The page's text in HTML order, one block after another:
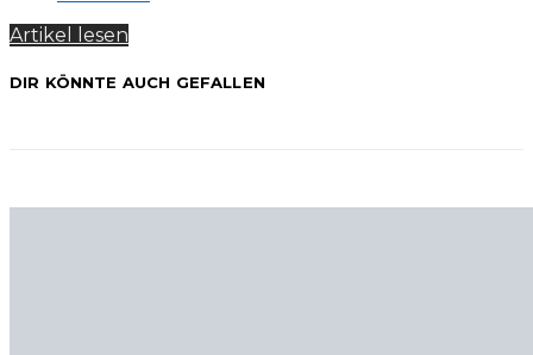
Artikel lesen
DIR KÖNNTE AUCH GEFALLEN